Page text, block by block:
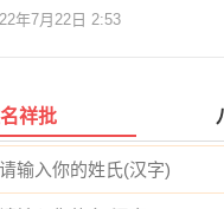
年7月22日 2:53
祥批